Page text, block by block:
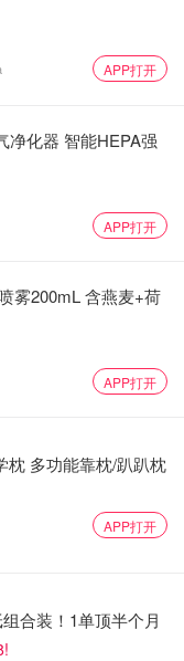
APP打开
净化器 智能HEPA强
APP打开
雾200mL 含燕麦+荷
APP打开
枕 多功能靠枕/趴趴枕
APP打开
合装！1单顶半个月